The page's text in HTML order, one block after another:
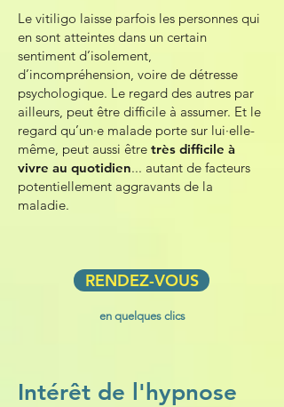
Le vitiligo laisse parfois les personnes qui
en sont atteintes dans un certain
sentiment d’isolement,
d’incompréhension, voire de détresse
psychologique. Le regard des autres par
ailleurs, peut être difficile à assumer. Et le
regard qu’un·e malade porte sur lui·elle-
même, peut aussi être très difficile à
vivre au quotidien... autant de facteurs
potentiellement aggravants de la
maladie.
RENDEZ-VOUS
en quelques clics
Intérêt de l'hypnose